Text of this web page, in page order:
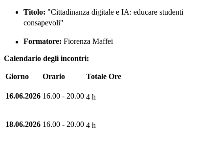
Titolo: "Cittadinanza digitale e IA: educare studenti
consapevoli"
Formatore: Fiorenza Maffei
Calendario degli incontri:
Giorno Orario Totale Ore
16.06.2026 16.00 - 20.00 4 h
18.06.2026 16.00 - 20.00 4 h